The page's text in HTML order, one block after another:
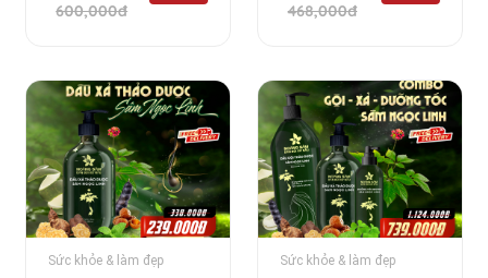
600,000đ 468,000đ
Sức khỏe & làm đẹp Sức khỏe & làm đẹp